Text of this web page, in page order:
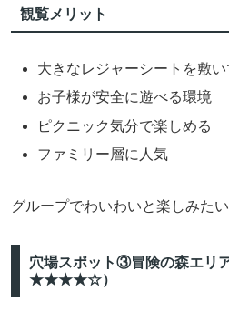
観覧メリット
大きなレジャーシートを敷
お子様が安全に遊べる環境
ピクニック気分で楽しめる
ファミリー層に人気
グループでわいわいと楽しみた
穴場スポット③冒険の森エリ
★★★★☆）